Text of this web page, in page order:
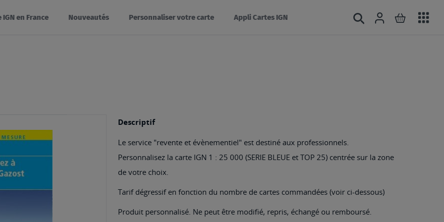
en France Nouveautés Personnaliser votre carte Appli Cartes IGN Rechercher
Connexion
Mon
Descriptif
Le service "revente et évènementiel" est destiné aux professionnels.
Personnalisez la carte IGN 1 : 25 000 (SERIE BLEUE et TOP 25) centrée sur la zone
de votre choix.
Tarif dégressif en fonction du nombre de cartes commandées (voir ci-dessous)
Produit personnalisé. Ne peut être modifié, repris, échangé ou remboursé.